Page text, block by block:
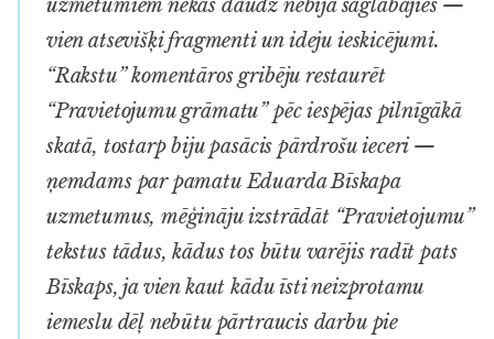
uzmetumiem nekas daudz nebija saglabājies —
vien atsevišķi fragmenti un ideju ieskicējumi.
“Rakstu” komentāros gribēju restaurēt
“Pravietojumu grāmatu” pēc iespējas pilnīgākā
skatā, tostarp biju pasācis pārdrošu ieceri —
ņemdams par pamatu Eduarda Bīskapa
uzmetumus, mēģināju izstrādāt “Pravietojumu”
tekstus tādus, kādus tos būtu varējis radīt pats
Bīskaps, ja vien kaut kādu īsti neizprotamu
iemeslu dēļ nebūtu pārtraucis darbu pie